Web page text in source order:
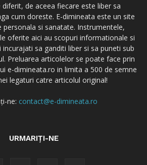
de aceea fiecare este liber sa
cum doreste. E-dimineata este un site
personala si sanatate. Instrumentele,
oferite aici au scopuri informationale si
sa ganditi liber si sa puneti sub
Preluarea articolelor se poate face prin
e-dimineata.ro in limita a 500 de semne
legaturi catre articolul original!
ne: contact@e-dimineata.ro
URMARIȚI-NE